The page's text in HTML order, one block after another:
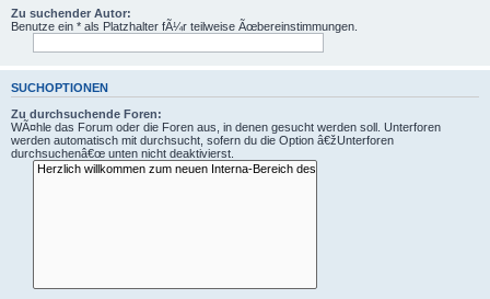
Zu suchender Autor:
Benutze ein * als Platzhalter fÃ¼r teilweise Ãœbereinstimmungen.
SUCHOPTIONEN
Zu durchsuchende Foren:
WÃ¤hle das Forum oder die Foren aus, in denen gesucht werden soll. Unterforen
werden automatisch mit durchsucht, sofern du die Option â€žUnterforen
durchsuchenâ€œ unten nicht deaktivierst.